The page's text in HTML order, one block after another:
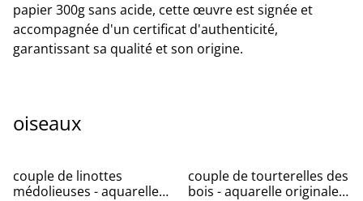
papier 300g sans acide, cette œuvre est signée et
accompagnée d'un certificat d'authenticité,
garantissant sa qualité et son origine.
oiseaux
couple de linottes
médolieuses - aquarelle
couple de tourterelles des
bois - aquarelle originale